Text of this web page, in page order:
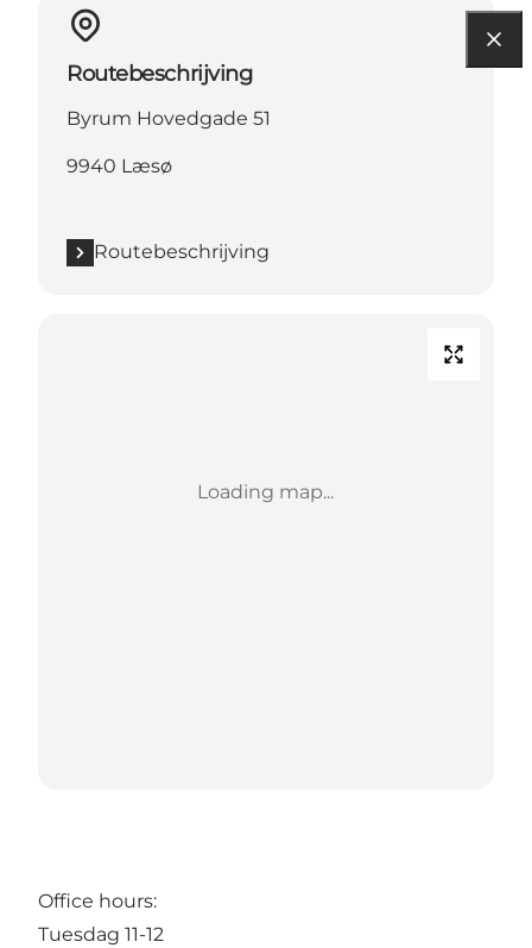
Routebeschrijving
Byrum Hovedgade 51
9940 Læsø
Routebeschrijving
Loading map...
Office hours:
Tuesdag 11-12